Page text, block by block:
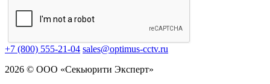
+7 (800) 555-21-04 sales@optimus-cctv.ru
2026 © ООО «Секьюрити Эксперт»